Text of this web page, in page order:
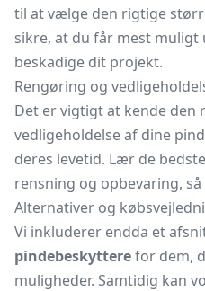
til at vælge den rigtige
sikre, at du får mest
beskadige dit projekt.
Rengøring og
Det er vigtigt at kende den
vedligeholdelse af dine
deres levetid. Lær de
rensning og opbevaring,
Alternativer og
Vi inkluderer endda et
pindebeskytterefor dem,
muligheder. Samtidig kan